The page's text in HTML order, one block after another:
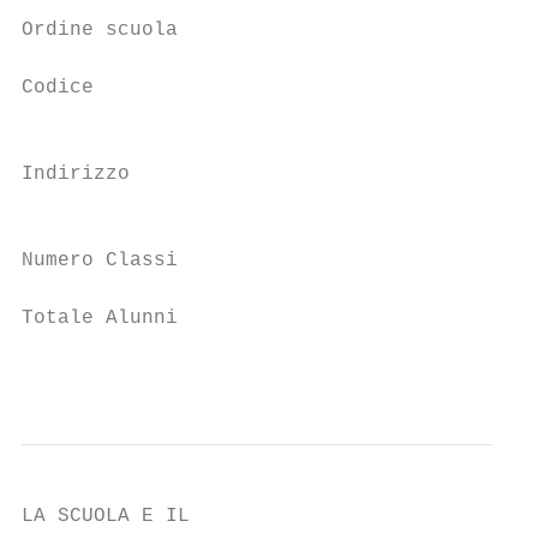
Ordine scuola
Codice
Indirizzo
Numero Classi
Totale Alunni
LA SCUOLA E IL